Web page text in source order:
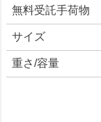
無料受託手荷物
サイズ
重さ/容量